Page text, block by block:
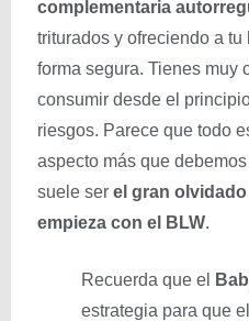
complementaria
triturados y ofreciendo a
forma segura. Tienes muy
consumir desde el
riesgos. Parece que todo
aspecto más que
suele ser el gran olvidado
empieza con el BLW.
Recuerda que el
estrategia para que